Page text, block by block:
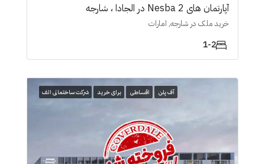
آپارتمان های Nesba 2 در الجادا ، شارجە
خرید ملک در شارجه, امارات
1-2
آف پلن اقساطی برای خرید شرکت ساختمانی الف